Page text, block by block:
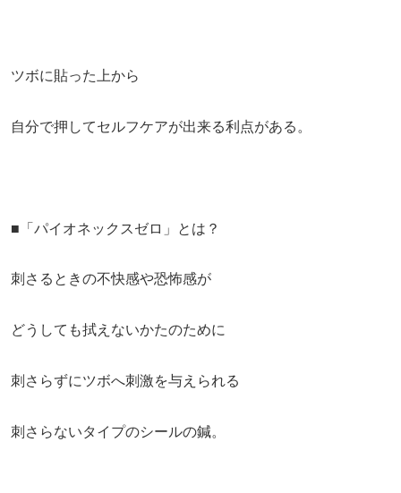
ツボに貼った上から
自分で押してセルフケアが出来る利点がある。
■「パイオネックスゼロ」とは？
刺さるときの不快感や恐怖感が
どうしても拭えないかたのために
刺さらずにツボへ刺激を与えられる
刺さらないタイプのシールの鍼。